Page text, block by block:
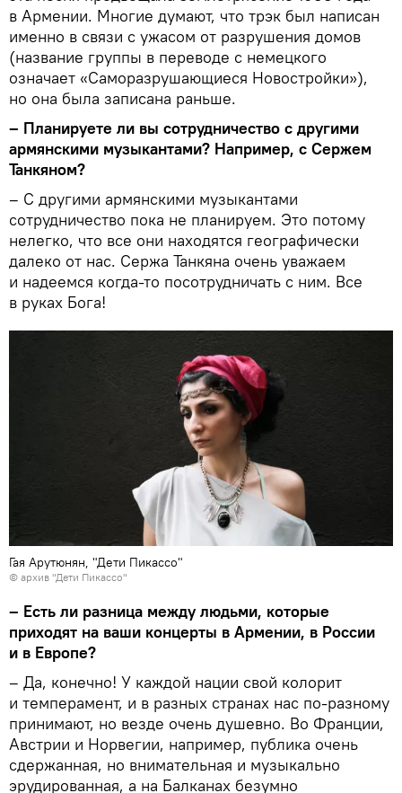
в Армении. Многие думают, что трэк был написан
именно в связи с ужасом от разрушения домов
(название группы в переводе с немецкого
означает «Саморазрушающиеся Новостройки»),
но она была записана раньше.
– Планируете ли вы сотрудничество с другими
армянскими музыкантами? Например, с Сержем
Танкяном?
– С другими армянскими музыкантами
сотрудничество пока не планируем. Это потому
нелегко, что все они находятся географически
далеко от нас. Сержа Танкяна очень уважаем
и надеемся когда-то посотрудничать с ним. Все
в руках Бога!
Гая Арутюнян, "Дети Пикассо"
© архив "Дети Пикассо"
– Есть ли разница между людьми, которые
приходят на ваши концерты в Армении, в России
и в Европе?
– Да, конечно! У каждой нации свой колорит
и темперамент, и в разных странах нас по-разному
принимают, но везде очень душевно. Во Франции,
Австрии и Норвегии, например, публика очень
сдержанная, но внимательная и музыкально
эрудированная, а на Балканах безумно